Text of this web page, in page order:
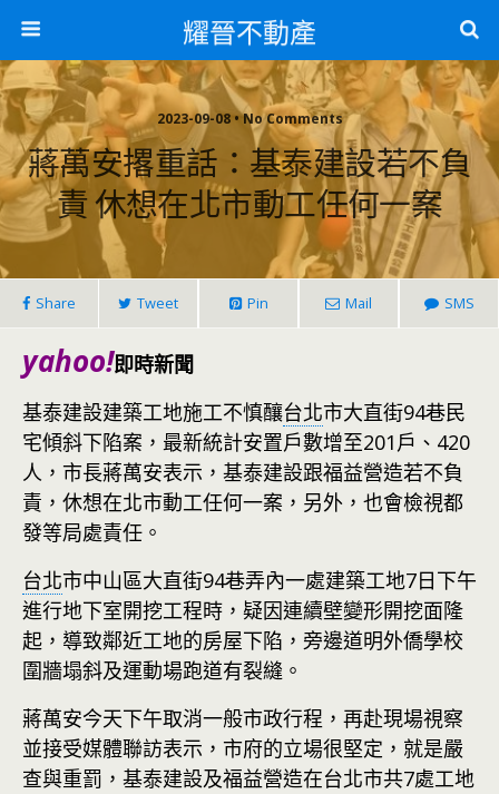
耀晉不動產
2023-09-08 • No Comments
蔣萬安撂重話：基泰建設若不負
責 休想在北市動工任何一案
Share Tweet Pin Mail SMS
yahoo!即時新聞
基泰建設建築工地施工不慎釀台北市大直街94巷民
宅傾斜下陷案，最新統計安置戶數增至201戶、420
人，市長蔣萬安表示，基泰建設跟福益營造若不負
責，休想在北市動工任何一案，另外，也會檢視都
發等局處責任。
台北市中山區大直街94巷弄內一處建築工地7日下午
進行地下室開挖工程時，疑因連續壁變形開挖面隆
起，導致鄰近工地的房屋下陷，旁邊道明外僑學校
圍牆塌斜及運動場跑道有裂縫。
蔣萬安今天下午取消一般市政行程，再赴現場視察
並接受媒體聯訪表示，市府的立場很堅定，就是嚴
查與重罰，基泰建設及福益營造在台北市共7處工地